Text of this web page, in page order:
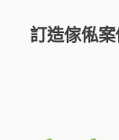
訂造傢俬案